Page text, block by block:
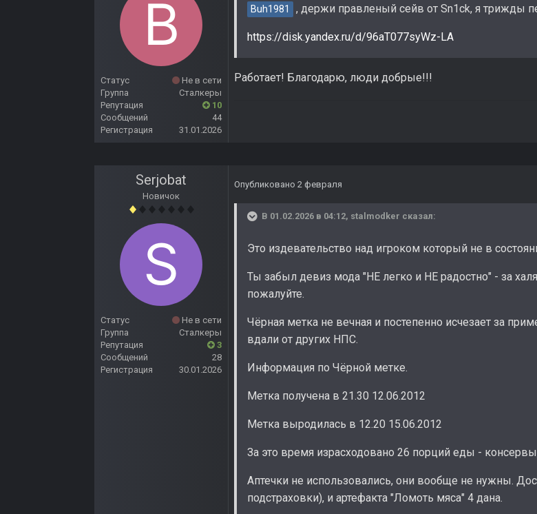
Статус
Не в сети
Группа
Сталкеры
Репутация
10
Сообщений
44
Регистрация
31.01.2026
Buh1981 , держи правленый сейв от Sn1ck, я трижды
https://disk.yandex.ru/d/96aT077syWz-LA
Работает! Благодарю, люди добрые!!!
Serjobat
Новичок
Статус
Не в сети
Группа
Сталкеры
Репутация
3
Сообщений
28
Регистрация
30.01.2026
Опубликовано 2 февраля
В 01.02.2026 в 04:12, stalmodker сказал:
Это издевательство над игроком который не в
Ты забыл девиз мода "НЕ легко и НЕ радостно" - за
пожалуйте.
Чёрная метка не вечная и постепенно исчезает за
вдали от других НПС.
Информация по Чёрной метке.
Метка получена в 21.30 12.06.2012
Метка выродилась в 12.20 15.06.2012
За это время израсходовано 26 порций еды -
Аптечки не использовались, они вообще не нужны.
подстраховки), и артефакта "Ломоть мяса" 4 дана.